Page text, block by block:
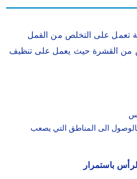
تعمل على التخلص من القمل
من القشرة حيث يعمل على تنظيف
الى المناطق التي يصعب
باستمرار